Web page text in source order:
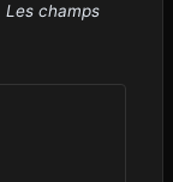
Les champs